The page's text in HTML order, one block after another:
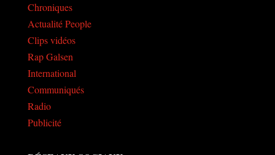
Chroniques
Actualité People
Clips vidéos
Rap Galsen
International
Communiqués
Radio
Publicité